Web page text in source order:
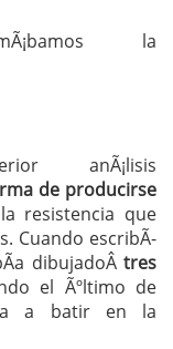
la
anÃ¡lisis
de producirse
resistencia que
Cuando escribÃ­
dibujadoÂ tres
el Ãºltimo de
a batir en la